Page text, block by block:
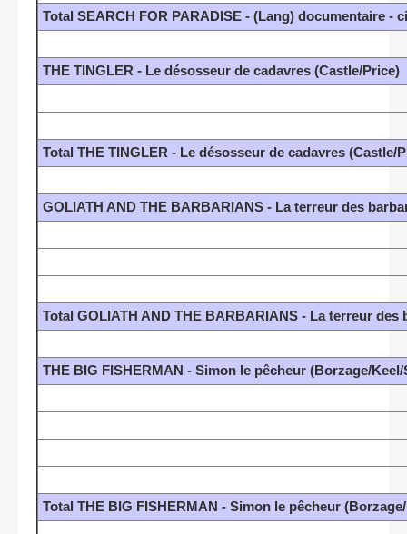
Total SEARCH FOR PARADISE - (Lang) documentaire -
THE TINGLER - Le désosseur de cadavres (Castle/Price)
Total THE TINGLER - Le désosseur de cadavres (Castle/
GOLIATH AND THE BARBARIANS - La terreur des
Total GOLIATH AND THE BARBARIANS - La terreur
THE BIG FISHERMAN - Simon le pêcheur (Borzage/Keel/
Total THE BIG FISHERMAN - Simon le pêcheur